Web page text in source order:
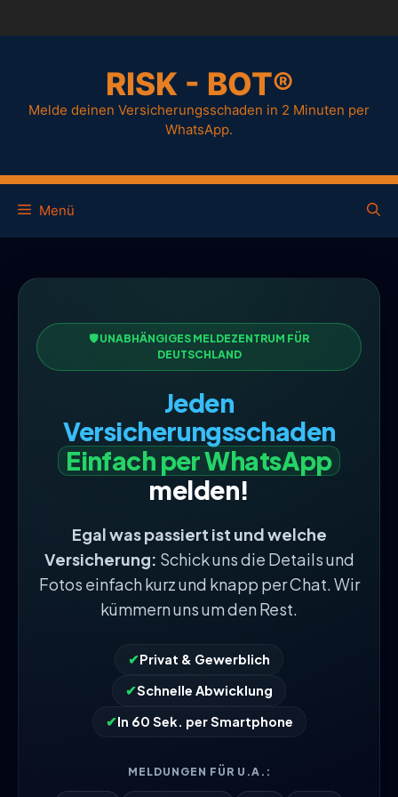
RISK - BOT®
Melde deinen Versicherungsschaden in 2 Minuten per
WhatsApp.
Menü
🛡️ UNABHÄNGIGES MELDEZENTRUM FÜR
DEUTSCHLAND
Jeden
Versicherungsschaden
Einfach per WhatsApp
melden!
Egal was passiert ist und welche
Versicherung: Schick uns die Details und
Fotos einfach kurz und knapp per Chat. Wir
kümmern uns um den Rest.
✔Privat & Gewerblich
✔Schnelle Abwicklung
✔In 60 Sek. per Smartphone
MELDUNGEN FÜR U.A.: